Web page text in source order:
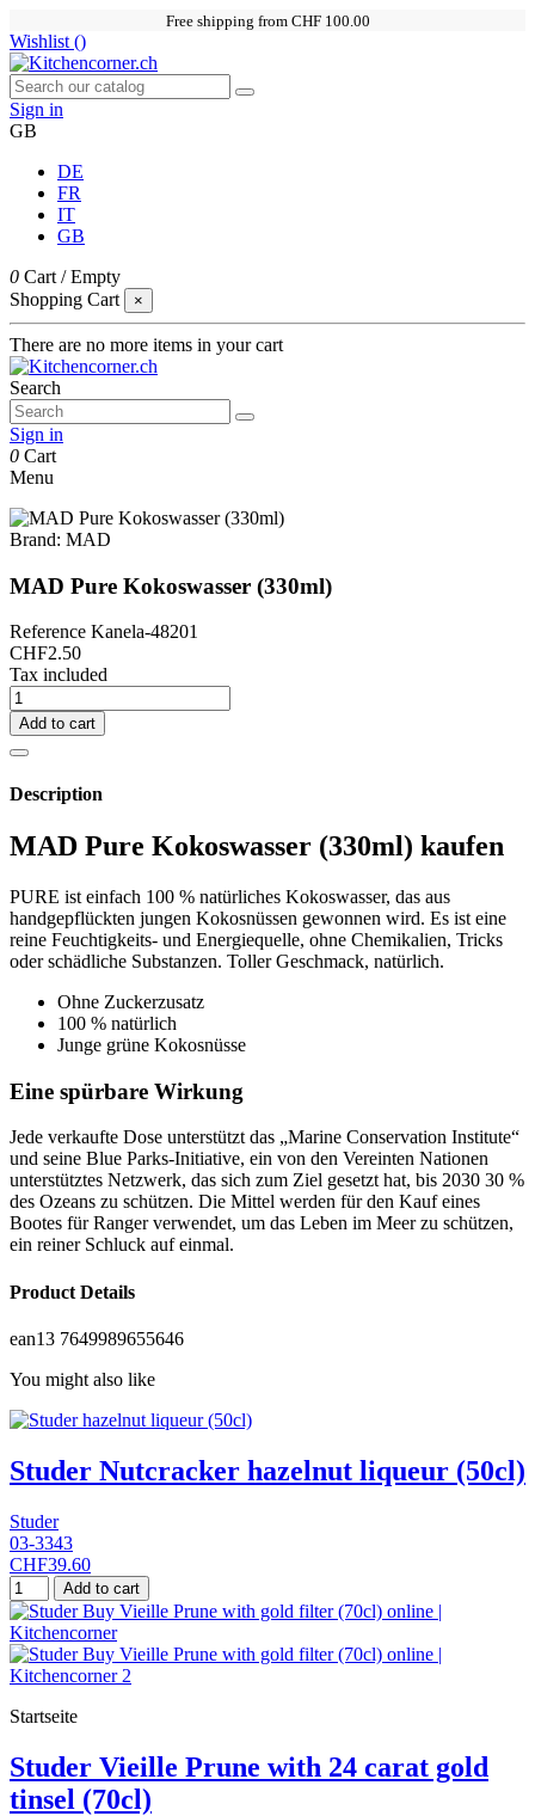
Free shipping from CHF 100.00
Wishlist ()
Sign in
GB
DE
FR
IT
GB
0 Cart /Empty
Shopping Cart
×
There are no more items in your cart
Search
Sign in
0 Cart
Menu
Brand: MAD
MAD Pure Kokoswasser (330ml)
Reference Kanela-48201
CHF2.50
Tax included
Add to cart
Description
MAD Pure Kokoswasser (330ml) kaufen
PURE ist einfach 100 % natürliches Kokoswasser, das aus
handgepflückten jungen Kokosnüssen gewonnen wird. Es ist eine
reine Feuchtigkeits- und Energiequelle, ohne Chemikalien, Tricks
oder schädliche Substanzen. Toller Geschmack, natürlich.
Ohne Zuckerzusatz
100 % natürlich
Junge grüne Kokosnüsse
Eine spürbare Wirkung
Jede verkaufte Dose unterstützt das „Marine Conservation Institute“
und seine Blue Parks-Initiative, ein von den Vereinten Nationen
unterstütztes Netzwerk, das sich zum Ziel gesetzt hat, bis 2030 30 %
des Ozeans zu schützen. Die Mittel werden für den Kauf eines
Bootes für Ranger verwendet, um das Leben im Meer zu schützen,
ein reiner Schluck auf einmal.
Product Details
ean13 7649989655646
You might also like
Studer Nutcracker hazelnut liqueur (50cl)
Studer
03-3343
CHF39.60
Add to cart
Startseite
Studer Vieille Prune with 24 carat gold
tinsel (70cl)